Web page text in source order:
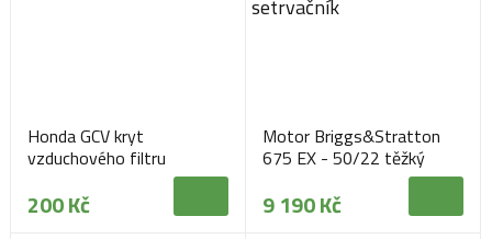
Honda GCV kryt
vzduchového filtru
200 Kč
Motor Briggs&Stratton
675 EX - 50/22 těžký
9 190 Kč